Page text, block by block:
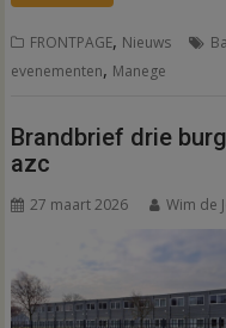
FRONTPAGE, Nieuws
evenementen, Manege
Brandbrief drie
azc
27 maart 2026 Wim de